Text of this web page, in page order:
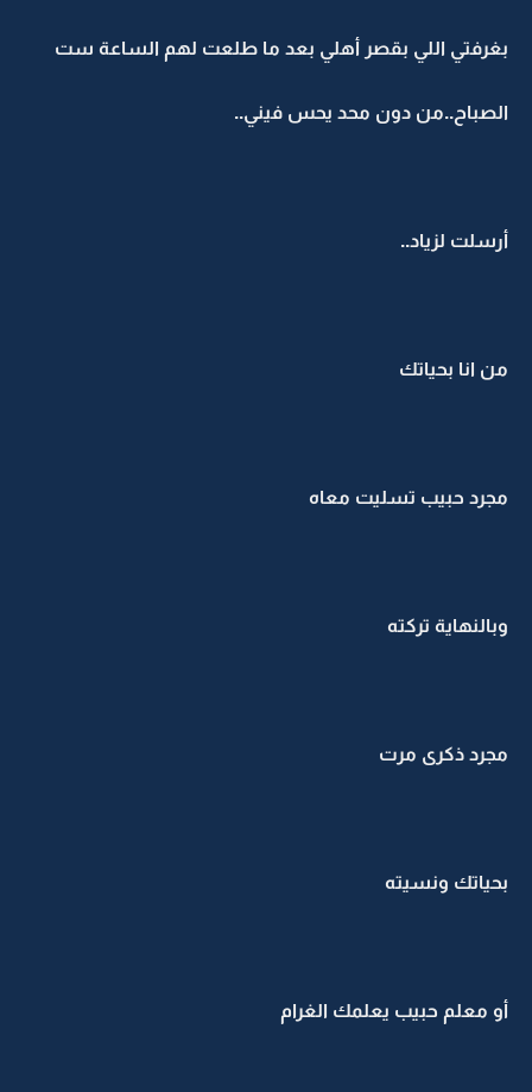
بغرفتي اللي بقصر أهلي بعد ما طلعت لهم الساعة ست
الصباح..من دون محد يحس فيني..
أرسلت لزياد..
من انا بحياتك
مجرد حبيب تسليت معاه
وبالنهاية تركته
مجرد ذكرى مرت
بحياتك ونسيته
أو معلم حبيب يعلمك الغرام